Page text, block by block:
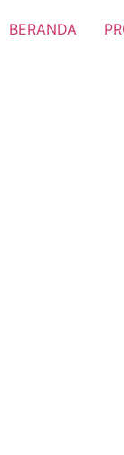
BERANDA